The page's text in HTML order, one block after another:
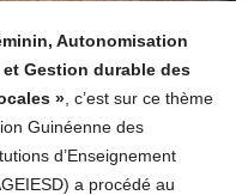
Autonomisation
Gestion durable des
», c’est sur ce thème
Guinéenne des
d’Enseignement
a procédé au